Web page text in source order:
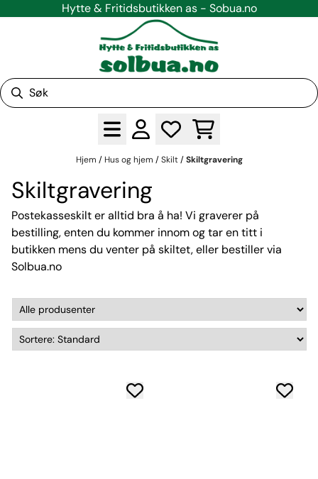
Hopp til innholdHytte & Fritidsbutikken as - Sobua.no
Hjem / Hus og hjem /Skilt/Skiltgravering
Skiltgravering
Postekasseskilt er alltid bra å ha! Vi graverer på
bestilling, enten du kommer innom og tar en titt i
butikken mens du venter på skiltet, eller bestiller via
Solbua.no